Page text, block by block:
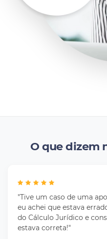
O que dizem
"Tive um caso de uma
eu achei que estava
do Cálculo Jurídico e
estava correta!"